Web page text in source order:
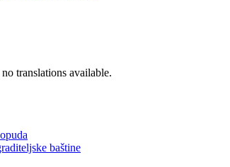
translations available.
baštine